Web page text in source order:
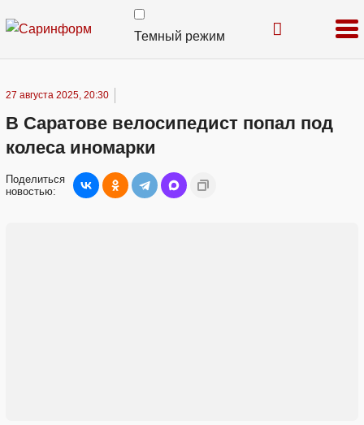
Темный режим
27 августа 2025, 20:30
В Саратове велосипедист попал под
колеса иномарки
Поделиться
новостью: